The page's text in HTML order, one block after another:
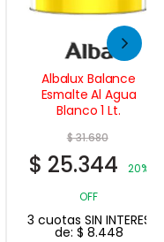
Albalux Balance
Esmalte Al Agua
Blanco 1 Lt.
31.680
25.344
20%
3 cuotas SIN INTERES
8.448